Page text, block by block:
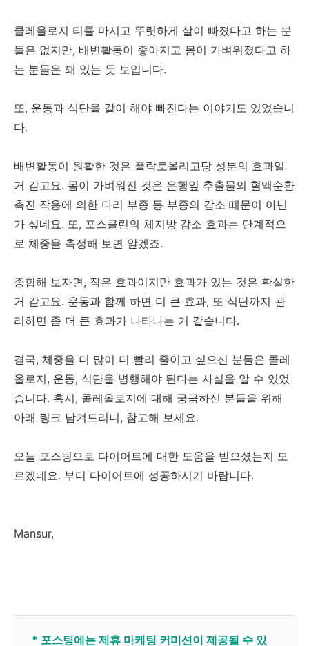
콜레올로지 티를 마시고 뚜렷하게 살이 빠졌다고 하는 분
들은 없지만, 배변활동이 좋아지고 몸이 가벼워졌다고 하
는 분들은 꽤 있는 듯 보입니다.
또, 운동과 식단을 같이 해야 빠진다는 이야기도 있었습니
다.
배변활동이 원활한 것은 플락토올리고당 성분의 효과일
거 같고요. 몸이 가벼워진 것은 은행잎 추출물의 혈액순환
촉진 작용에 의한 다리 부종 등 부종의 감소 때문이 아닌
가 싶네요. 또, 포스콜린의 체지방 감소 효과는 단계적으
로 체중을 측정해 보면 알겠죠.
종합해 보자면, 작은 효과이지만 효과가 있는 것은 확실한
거 같고요. 운동과 함께 하면 더 큰 효과, 또 식단까지 관
리하면 좀 더 큰 효과가 나타나는 거 같습니다.
결국, 체중을 더 많이 더 빨리 줄이고 싶으신 분들은 콜레
올로지, 운동, 식단을 병행해야 된다는 사실을 알 수 있었
습니다. 혹시, 콜레올로지에 대해 궁금하신 분들을 위해
아래 링크 남겨드리니, 참고해 보세요.
오늘 포스팅으로 다이어트에 대한 도움을 받으셨는지 모
르겠네요. 부디 다이어트에 성공하시기 바랍니다.
Mansur,
* 포스팅에는 제휴 마케팅 커미션이 제공될 수 있